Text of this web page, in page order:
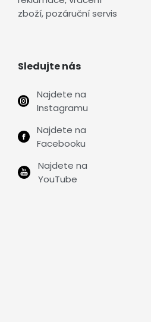
zboží, pozáruční servis
Sledujte nás
Najdete na
Instagramu
Najdete na
Facebooku
Najdete na
YouTube